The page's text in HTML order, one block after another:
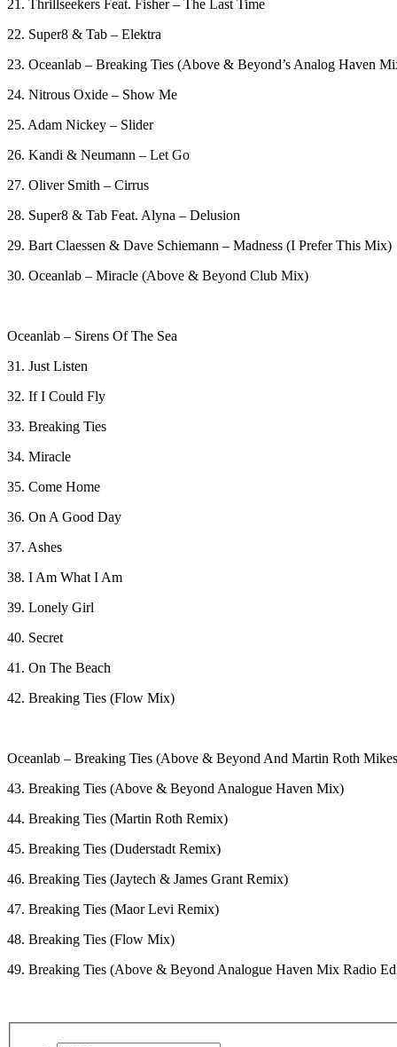
21. Thrillseekers Feat. Fisher – The Last Time
22. Super8 & Tab – Elektra
23. Oceanlab – Breaking Ties (Above & Beyond’s Analog Haven
24. Nitrous Oxide – Show Me
25. Adam Nickey – Slider
26. Kandi & Neumann – Let Go
27. Oliver Smith – Cirrus
28. Super8 & Tab Feat. Alyna – Delusion
29. Bart Claessen & Dave Schiemann – Madness (I Prefer This Mix)
30. Oceanlab – Miracle (Above & Beyond Club Mix)
Oceanlab – Sirens Of The Sea
31. Just Listen
32. If I Could Fly
33. Breaking Ties
34. Miracle
35. Come Home
36. On A Good Day
37. Ashes
38. I Am What I Am
39. Lonely Girl
40. Secret
41. On The Beach
42. Breaking Ties (Flow Mix)
Oceanlab – Breaking Ties (Above & Beyond And Martin Roth
43. Breaking Ties (Above & Beyond Analogue Haven Mix)
44. Breaking Ties (Martin Roth Remix)
45. Breaking Ties (Duderstadt Remix)
46. Breaking Ties (Jaytech & James Grant Remix)
47. Breaking Ties (Maor Levi Remix)
48. Breaking Ties (Flow Mix)
49. Breaking Ties (Above & Beyond Analogue Haven Mix Radio